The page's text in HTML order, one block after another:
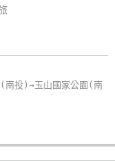
(南投)→玉山國家公園(南